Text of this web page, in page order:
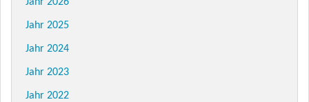
Jahr 2025
Jahr 2024
Jahr 2023
Jahr 2022